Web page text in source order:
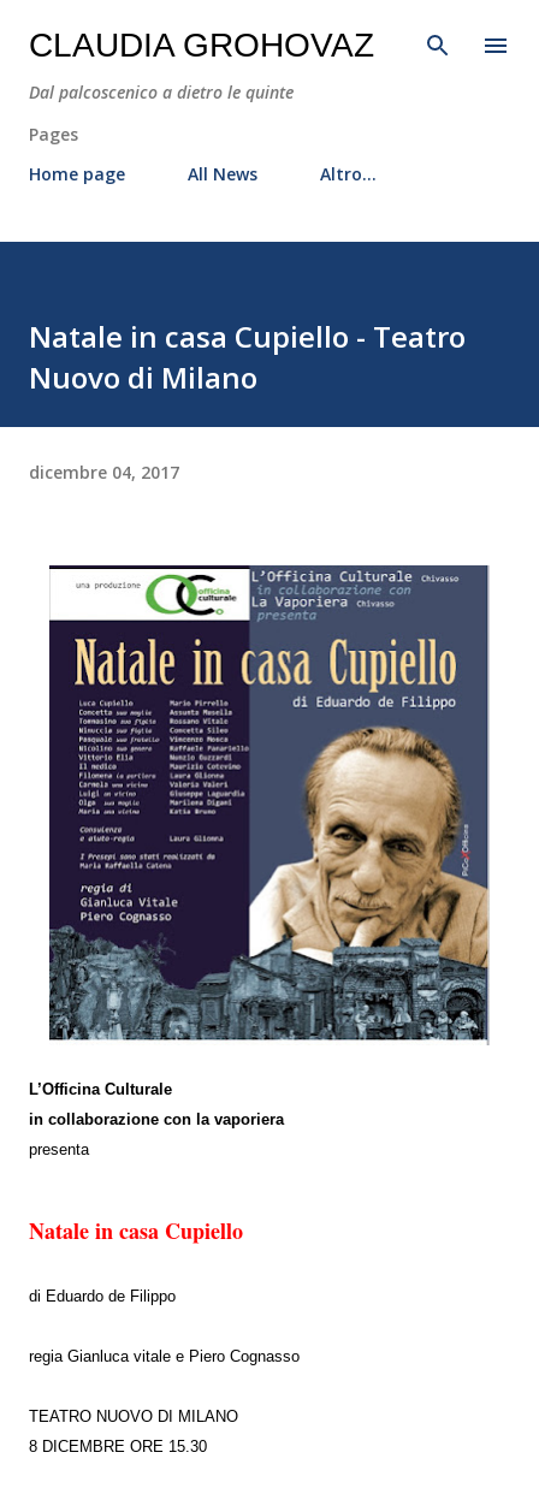
Passa ai contenuti principali
CLAUDIA GROHOVAZ
Dal palcoscenico a dietro le quinte
Pages
Home page
All News Altro…
Natale in casa Cupiello - Teatro
Nuovo di Milano
dicembre 04, 2017
L’Officina Culturale
in collaborazione con la vaporiera
presenta
Natale in casa Cupiello
di Eduardo de Filippo
regia Gianluca vitale e Piero Cognasso
TEATRO NUOVO DI MILANO
8 DICEMBRE ORE 15.30